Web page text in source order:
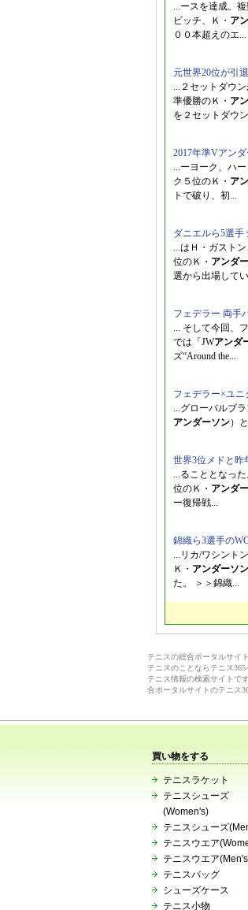
...ースを達成。
ビッチ、Ｋ・ ア
００本超えのエ...
元世界20位が引
...２セットダウ
準優勝のＫ・ ア
を２セットダウ
2017年準Vアン
...ーヨーク、ハ
ク５位のＫ・ ア
トで破り、初...
ダニエルら5選手
...はＨ・ガスト
位のＫ・ アンダ
選から出場して
フェデラー 両手
... そして今回、
では「JWアンダ
ズ“Around the...
フェデラー×ユニ
...グローバルブ
アンダーソン）
世界3位メドと昨
...ることとなっ
位のＫ・ アンダ
ー復帰戦...
錦織ら3選手の
...リカ/ワシント
Ｋ・ アンダーソン
た。 ＞＞錦織...
テニスの総合ポータルサイ
テニスのことならテニス
テニス情報の検索サイトで
合ポータルサイトのテニス
買い物をする
テニスラケット
テニスシューズ
(Women's)
テニスシューズ
テニスウエア
テニスウエア
テニスバッグ
シューズケース
テニス小物